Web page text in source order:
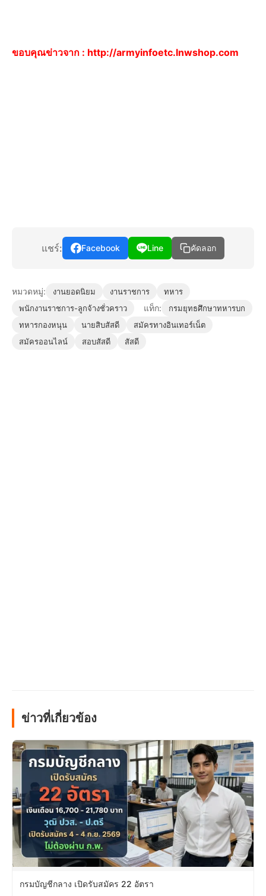
ขอบคุณข่าวจาก : http://armyinfoetc.lnwshop.com
แชร์: Facebook Line คัดลอก
หมวดหมู่: งานยอดนิยม งานราชการ
ทหาร
พนักงานราชการ-ลูกจ้างชั่วคราว
แท็ก:
กรมยุทธศึกษาทหารบก
ทหารกองหนุน
นายสิบสัสดี
สมัครทางอินเทอร์เน็ต
สมัครออนไลน์
สอบสัสดี สัสดี
ข่าวที่เกี่ยวข้อง
กรมบัญชีกลาง เปิดรับสมัคร 22 อัตรา